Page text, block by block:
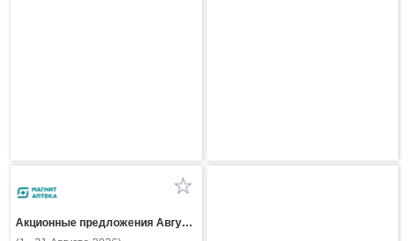
Акционные предложения Августа